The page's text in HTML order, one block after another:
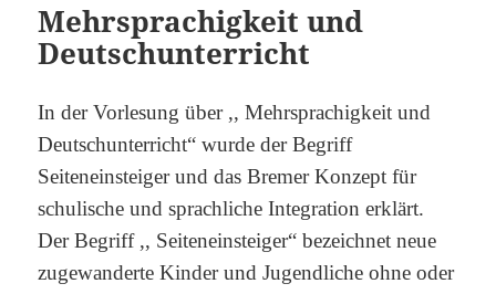
Mehrsprachigkeit und
Deutschunterricht
In der Vorlesung über ,, Mehrsprachigkeit und
Deutschunterricht“ wurde der Begriff
Seiteneinsteiger und das Bremer Konzept für
schulische und sprachliche Integration erklärt.
Der Begriff ,, Seiteneinsteiger“ bezeichnet neue
zugewanderte Kinder und Jugendliche ohne oder